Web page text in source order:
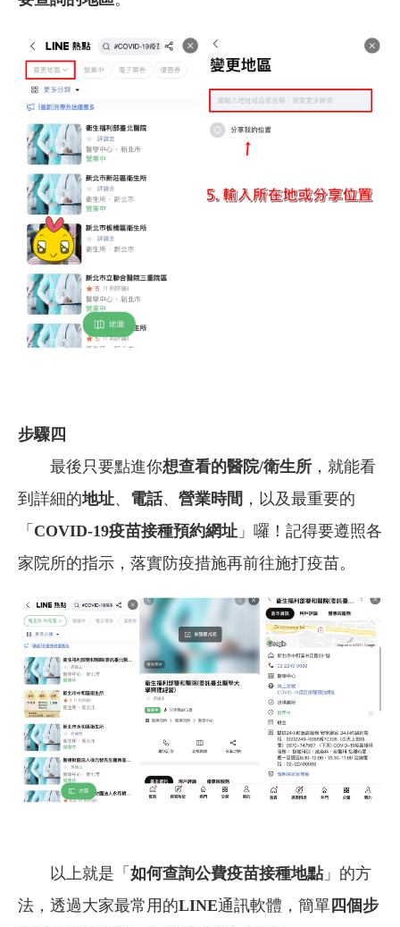
步驟四
最後只要點進你想查看的醫院/衛生所 ，就能看
到詳細的地址、 電話、 營業時間 ，以及最重要的
「 COVID-19疫苗接種預約網址 」囉！記得要遵照各
家院所的指示，落實防疫措施再前往施打疫苗。
以上就是「 如何查詢公費疫苗接種地點」的方
法，透過大家最常用的LINE通訊軟體，簡單 四個步